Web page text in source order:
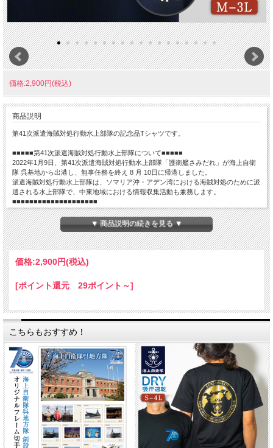
価格:2,900円(税込)
商品説明
第41次派遣海賊対処行動水上部隊の記念品Tシャツです。
■■■■■第41次派遣海賊対処行動水上部隊について■■■■■
2022年1月9日、第41次派遣海賊対処行動水上部隊「護衛艦さみだれ」が海上自衛
隊 呉基地から出港し、無事任務を終え 8 月 10日に帰港しました。
派遣海賊対処行動水上部隊は、ソマリア沖・アデン湾における海賊対処のために派
遣される水上部隊で、中東地域における情報収集活動も兼務します。
■■■■■■■■■■■■■■■■■■■■
サラリとした肌触りで着心地抜群！
吸汗速乾で機能性に優れているので、汗をかいてもべたつかないのも魅力です。
ポリエステル100%(ドライ生地)
＜サイズ(cm)＞
M：胸囲100・着丈68・肩幅46
L：胸囲106・着丈71・肩幅48
LL：胸囲112・着丈74・肩幅50
3L：胸囲120・着丈77・肩幅53
▼ 商品説明の続きを見る ▼
価格:2,900円(税込)
[ポイント還元 29ポイント～]
こちらもおすすめ！